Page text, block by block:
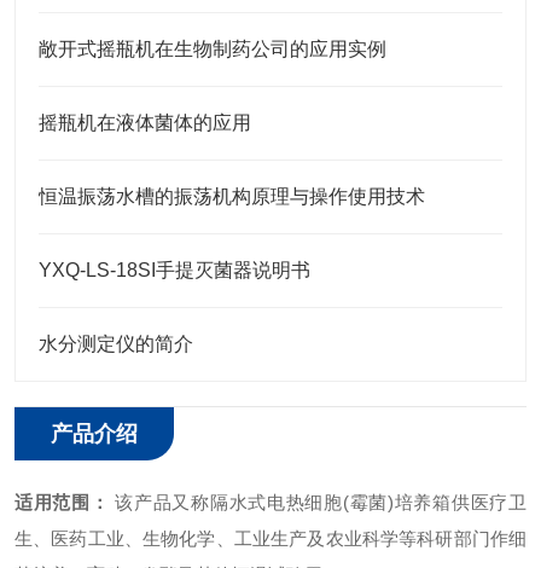
敞开式摇瓶机在生物制药公司的应用实例
摇瓶机在液体菌体的应用
恒温振荡水槽的振荡机构原理与操作使用技术
YXQ-LS-18SI手提灭菌器说明书
水分测定仪的简介
产品介绍
适用范围：该产品又称隔水式电热细胞(霉菌)培养箱供医疗卫
生、医药工业、生物化学、工业生产及农业科学等科研部门作细